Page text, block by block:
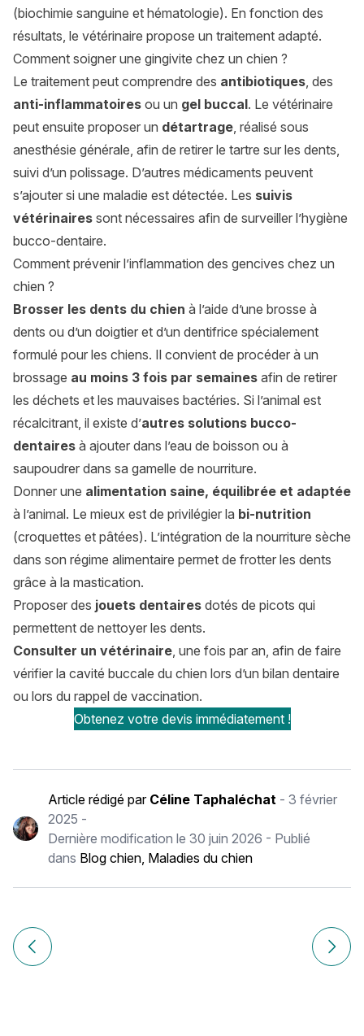
(biochimie sanguine et hématologie). En fonction des
résultats, le vétérinaire propose un traitement adapté.
Comment soigner une gingivite chez un chien ?
Le traitement peut comprendre des antibiotiques, des
anti-inflammatoires ou un gel buccal. Le vétérinaire
peut ensuite proposer un détartrage, réalisé sous
anesthésie générale, afin de retirer le tartre sur les dents,
suivi d’un polissage. D’autres médicaments peuvent
s’ajouter si une maladie est détectée. Les suivis
vétérinaires sont nécessaires afin de surveiller l’hygiène
bucco-dentaire.
Comment prévenir l’inflammation des gencives chez un
chien ?
Brosser les dents du chien à l’aide d’une brosse à
dents ou d’un doigtier et d’un dentifrice spécialement
formulé pour les chiens. Il convient de procéder à un
brossage au moins 3 fois par semaines afin de retirer
les déchets et les mauvaises bactéries. Si l’animal est
récalcitrant, il existe d’autres solutions bucco-
dentaires à ajouter dans l’eau de boisson ou à
saupoudrer dans sa gamelle de nourriture.
Donner une alimentation saine, équilibrée et adaptée
à l’animal. Le mieux est de privilégier la bi-nutrition
(croquettes et pâtées). L’intégration de la nourriture sèche
dans son régime alimentaire permet de frotter les dents
grâce à la mastication.
Proposer des jouets dentaires dotés de picots qui
permettent de nettoyer les dents.
Consulter un vétérinaire, une fois par an, afin de faire
vérifier la cavité buccale du chien lors d’un bilan dentaire
ou lors du rappel de vaccination.
Obtenez votre devis immédiatement !
Article rédigé par Céline Taphaléchat- 3 février
2025 -
Dernière modification le 30 juin 2026 - Publié
dans Blog chien, Maladies du chien
Navigation
de
Article précédent Comment choisir la litière de mon chat ?
Article